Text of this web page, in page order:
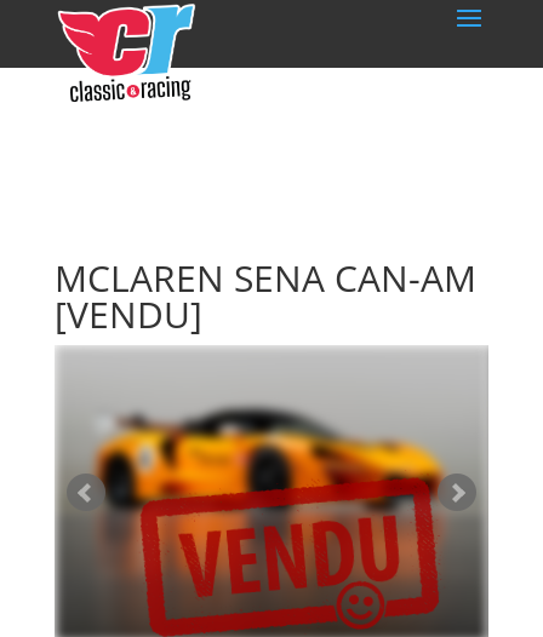
MCLAREN SENA CAN-AM
[VENDU]